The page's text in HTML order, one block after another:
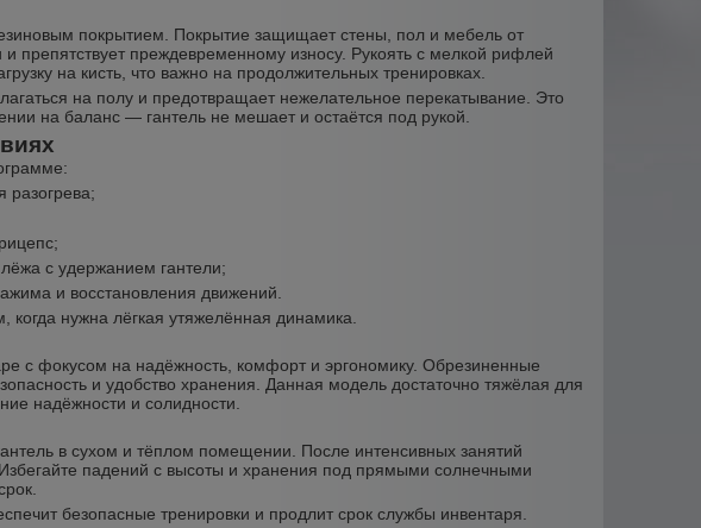
покрытием. Покрытие защищает стены, пол и мебель от
препятствует преждевременному износу. Рукоять с мелкой рифлей
на кисть, что важно на продолжительных тренировках.
на полу и предотвращает нежелательное перекатывание. Это
на баланс — гантель не мешает и остаётся под рукой.
разогрева;
с удержанием гантели;
и восстановления движений.
нужна лёгкая утяжелённая динамика.
с фокусом на надёжность, комфорт и эргономику. Обрезиненные
и удобство хранения. Данная модель достаточно тяжёлая для
надёжности и солидности.
в сухом и тёплом помещении. После интенсивных занятий
падений с высоты и хранения под прямыми солнечными
безопасные тренировки и продлит срок службы инвентаря.